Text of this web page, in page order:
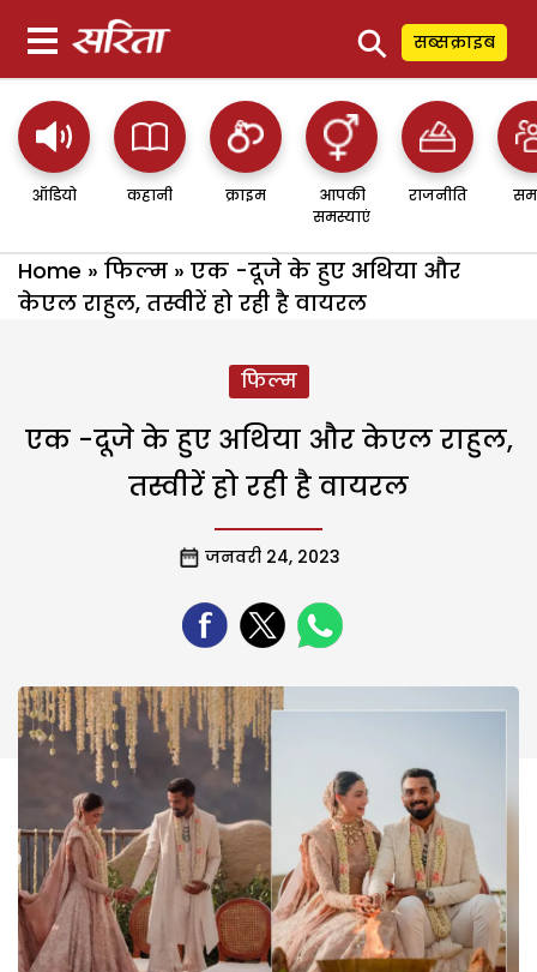
⚲ सब्सक्राइब
ऑडियो कहानी क्राइम
आपकी
समस्याएं
राजनीति
Home » फिल्म » एक -दूजे के हुए अथिया और
केएल राहुल, तस्वीरें हो रही है वायरल
फिल्म
एक -दूजे के हुए अथिया और केएल राहुल,
तस्वीरें हो रही है वायरल
जनवरी 24, 2023